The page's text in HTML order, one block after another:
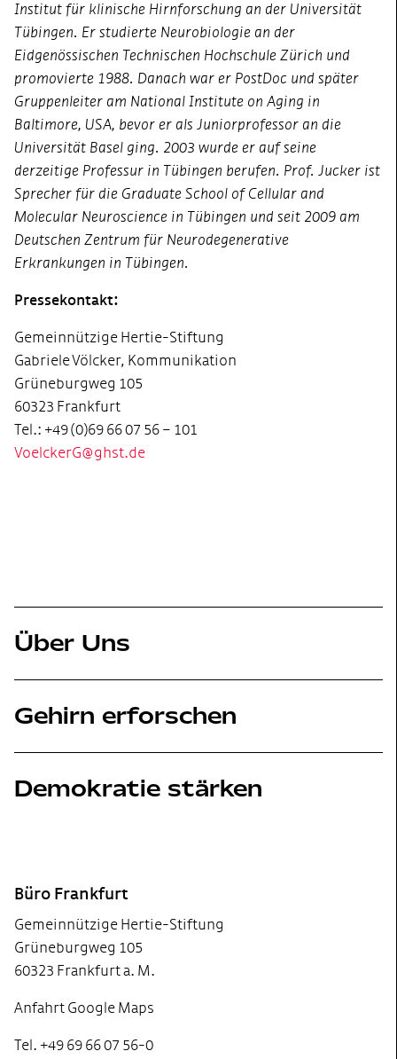
Institut für klinische Hirnforschung an der Universität
Tübingen. Er studierte Neurobiologie an der
Eidgenössischen Technischen Hochschule Zürich und
promovierte 1988. Danach war er PostDoc und später
Gruppenleiter am National Institute on Aging in
Baltimore, USA, bevor er als Juniorprofessor an die
Universität Basel ging. 2003 wurde er auf seine
derzeitige Professur in Tübingen berufen. Prof. Jucker ist
Sprecher für die Graduate School of Cellular and
Molecular Neuroscience in Tübingen und seit 2009 am
Deutschen Zentrum für Neurodegenerative
Erkrankungen in Tübingen.
Pressekontakt:
Gemeinnützige Hertie-Stiftung
Gabriele Völcker, Kommunikation
Grüneburgweg 105
60323 Frankfurt
Tel.: +49 (0)69 66 07 56 – 101
VoelckerG@ghst.de
Über Uns
Gehirn erforschen
Demokratie stärken
Büro Frankfurt
Gemeinnützige Hertie-Stiftung
Grüneburgweg 105
60323 Frankfurt a. M.
Anfahrt Google Maps
Tel. +49 69 66 07 56-0